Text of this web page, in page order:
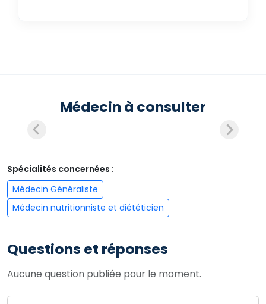
Médecin à consulter
Spécialités concernées :
Médecin Généraliste
Médecin nutritionniste et diététicien
Questions et réponses
Aucune question publiée pour le moment.